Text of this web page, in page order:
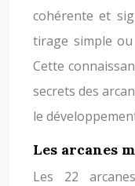
cohérente et
tirage simple
Cette
secrets des
le
Les arcanes
Les 22